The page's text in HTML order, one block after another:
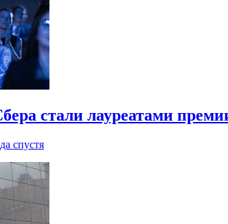
стали лауреатами
спустя